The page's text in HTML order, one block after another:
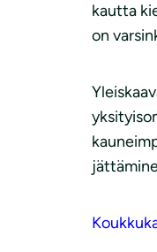
kautta
on